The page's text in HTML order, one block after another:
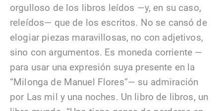
orgulloso de los libros leídos —y, en su caso,
releídos— que de los escritos. No se cansó de
elogiar piezas maravillosas, no con adjetivos,
sino con argumentos. Es moneda corriente —
para usar una expresión suya presente en la
“Milonga de Manuel Flores”— su admiración
por Las mil y una noches. Un libro de libros, un